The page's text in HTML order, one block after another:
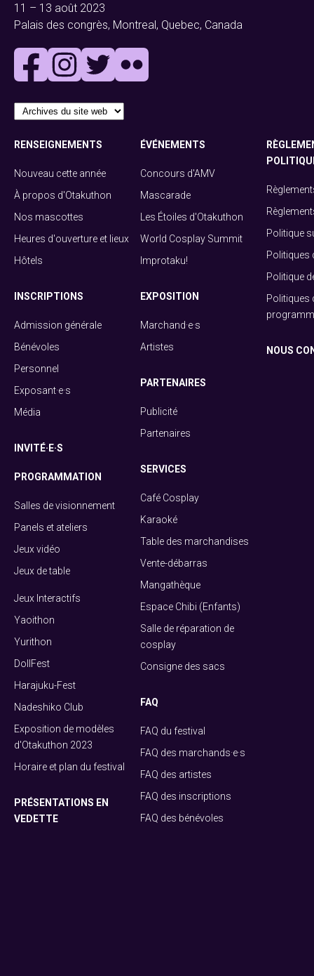
11 – 13 août 2023
Palais des congrès, Montreal, Quebec, Canada
RENSEIGNEMENTS
Nouveau cette année
À propos d'Otakuthon
Nos mascottes
Heures d'ouverture et lieux
Hôtels
INSCRIPTIONS
Admission générale
Bénévoles
Personnel
Exposant·e·s
Média
INVITÉ·E·S
PROGRAMMATION
Salles de visionnement
Panels et ateliers
Jeux vidéo
Jeux de table
Jeux Interactifs
Yaoithon
Yurithon
DollFest
Harajuku-Fest
Nadeshiko Club
Exposition de modèles
d'Otakuthon 2023
Horaire et plan du festival
PRÉSENTATIONS EN
VEDETTE
ÉVÉNEMENTS
Concours d'AMV
Mascarade
Les Étoiles d'Otakuthon
World Cosplay Summit
Improtaku!
EXPOSITION
Marchand·e·s
Artistes
PARTENAIRES
Publicité
Partenaires
SERVICES
Café Cosplay
Karaoké
Table des marchandises
Vente-débarras
Mangathèque
Espace Chibi (Enfants)
Salle de réparation de
cosplay
Consigne des sacs
FAQ
FAQ du festival
FAQ des marchands·e·s
FAQ des artistes
FAQ des inscriptions
FAQ des bénévoles
Politique
Politiques
Politique
Politiques
NOUS